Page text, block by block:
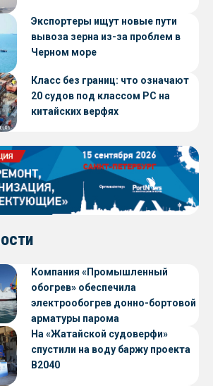
Экспортеры ищут новые пути
вывоза зерна из-за проблем в
Черном море
Класс без границ: что означают
20 судов под классом РС на
китайских верфях
Компания «Промышленный
обогрев» обеспечила
электрообогрев донно-бортовой
арматуры парома
«Петропавловск» проекта CNF22
На «Жатайской судоверфи»
спустили на воду баржу проекта
В2040